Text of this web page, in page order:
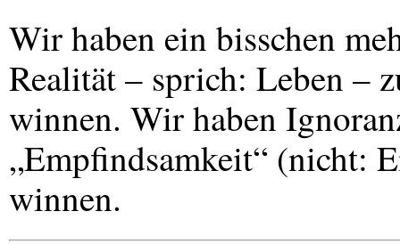
Wir haben ein bisschen
Realität – sprich: Leben –
winnen. Wir haben
„Empfindsamkeit“ (nicht:
winnen.